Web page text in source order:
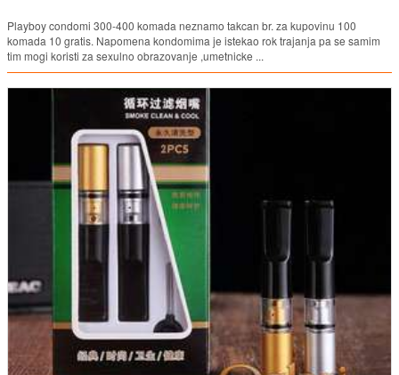
Playboy condomi 300-400 komada neznamo takcan br. za kupovinu 100
komada 10 gratis. Napomena kondomima je istekao rok trajanja pa se samim
tim mogi koristi za sexulno obrazovanje ,umetnicke ...